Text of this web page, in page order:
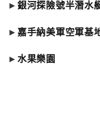
► 銀河探險號半潛水
► 嘉手納美軍空軍基
► 水果樂園